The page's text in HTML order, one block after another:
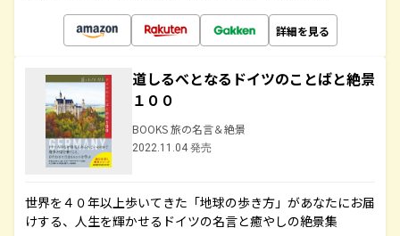
詳細を見る
道しるべとなるドイツのことばと絶景
１００
BOOKS 旅の名言＆絶景
2022.11.04 発売
世界を４０年以上歩いてきた「地球の歩き方」があなたにお届
けする、人生を輝かせるドイツの名言と癒やしの絶景集